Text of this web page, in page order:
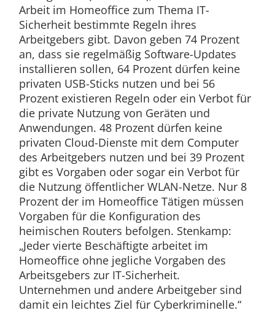
Arbeit im Homeoffice zum Thema IT-
Sicherheit bestimmte Regeln ihres
Arbeitgebers gibt. Davon geben 74 Prozent
an, dass sie regelmäßig Software-Updates
installieren sollen, 64 Prozent dürfen keine
privaten USB-Sticks nutzen und bei 56
Prozent existieren Regeln oder ein Verbot für
die private Nutzung von Geräten und
Anwendungen. 48 Prozent dürfen keine
privaten Cloud-Dienste mit dem Computer
des Arbeitgebers nutzen und bei 39 Prozent
gibt es Vorgaben oder sogar ein Verbot für
die Nutzung öffentlicher WLAN-Netze. Nur 8
Prozent der im Homeoffice Tätigen müssen
Vorgaben für die Konfiguration des
heimischen Routers befolgen. Stenkamp:
„Jeder vierte Beschäftigte arbeitet im
Homeoffice ohne jegliche Vorgaben des
Arbeitsgebers zur IT-Sicherheit.
Unternehmen und andere Arbeitgeber sind
damit ein leichtes Ziel für Cyberkriminelle.“